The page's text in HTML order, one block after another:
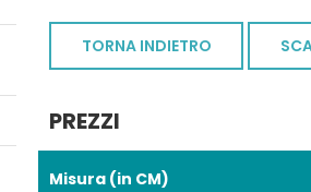
TORNA INDIETRO
PREZZI
Misura (in CM)